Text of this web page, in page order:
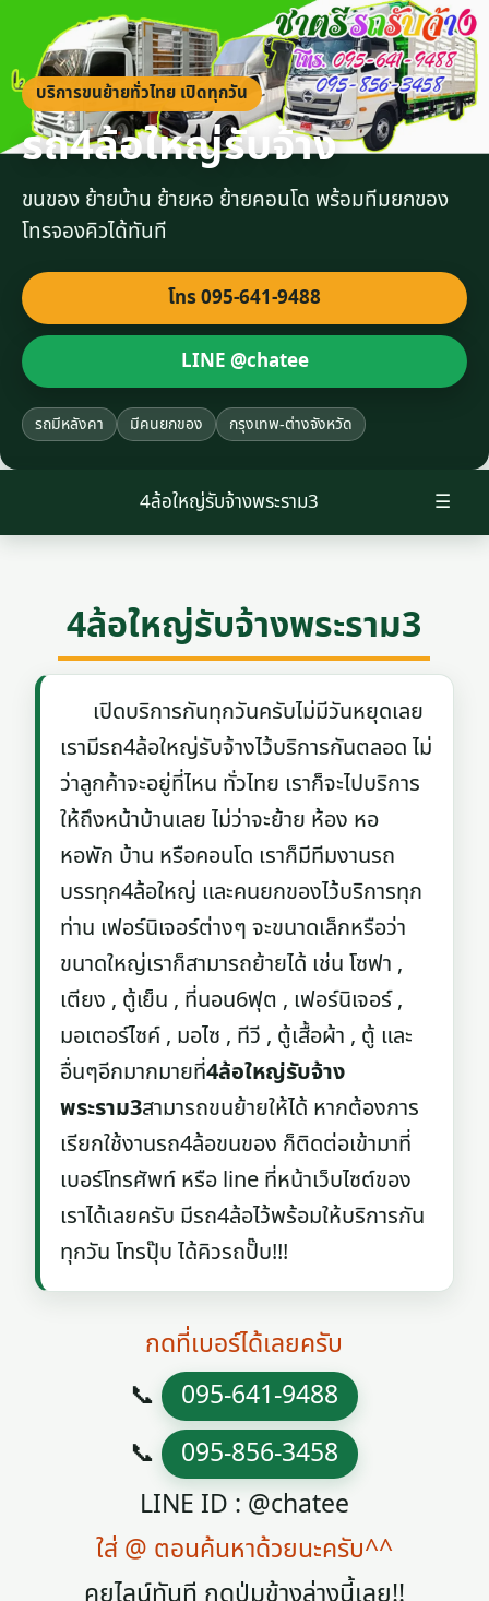
บริการขนย้ายทั่วไทย เปิดทุกวัน
รถ4ล้อใหญ่รับจ้าง
ขนของ ย้ายบ้าน ย้ายหอ ย้ายคอนโด พร้อมทีมยกของ
โทรจองคิวได้ทันที
โทร 095-641-9488
LINE @chatee
รถมีหลังคา มีคนยกของ กรุงเทพ-ต่างจังหวัด
☰
4ล้อใหญ่รับจ้างพระราม3
4ล้อใหญ่รับจ้างพระราม3
เปิดบริการกันทุกวันครับไม่มีวันหยุดเลย
เรามีรถ4ล้อใหญ่รับจ้างไว้บริการกันตลอด ไม่
ว่าลูกค้าจะอยู่ที่ไหน ทั่วไทย เราก็จะไปบริการ
ให้ถึงหน้าบ้านเลย ไม่ว่าจะย้าย ห้อง หอ
หอพัก บ้าน หรือคอนโด เราก็มีทีมงานรถ
บรรทุก4ล้อใหญ่ และคนยกของไว้บริการทุก
ท่าน เฟอร์นิเจอร์ต่างๆ จะขนาดเล็กหรือว่า
ขนาดใหญ่เราก็สามารถย้ายได้ เช่น โซฟา ,
เตียง , ตู้เย็น , ที่นอน6ฟุต , เฟอร์นิเจอร์ ,
มอเตอร์ไซค์ , มอไซ , ทีวี , ตู้เสื้อผ้า , ตู้ และ
อื่นๆอีกมากมายที่4ล้อใหญ่รับจ้าง
พระราม3สามารถขนย้ายให้ได้ หากต้องการ
เรียกใช้งานรถ4ล้อขนของ ก็ติดต่อเข้ามาที่
เบอร์โทรศัพท์ หรือ line ที่หน้าเว็บไซต์ของ
เราได้เลยครับ มีรถ4ล้อไว้พร้อมให้บริการกัน
ทุกวัน โทรปุ๊บ ได้คิวรถปั๊บ!!!
กดที่เบอร์ได้เลยครับ
📞 095-641-9488
📞 095-856-3458
LINE ID : @chatee
ใส่ @ ตอนค้นหาด้วยนะครับ^^